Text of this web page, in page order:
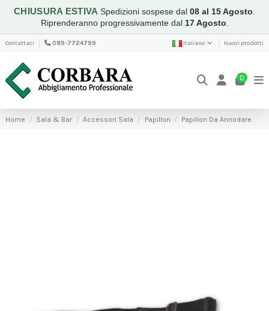
CHIUSURA ESTIVA Spedizioni sospese dal 08 al 15 Agosto
Riprenderanno progressivamente dal 17 Agosto
Contattaci 089-7724799 Italiano Nuovi prodotti
0
Home Sala & Bar Accessori Sala Papillon Papillon Da Annodare